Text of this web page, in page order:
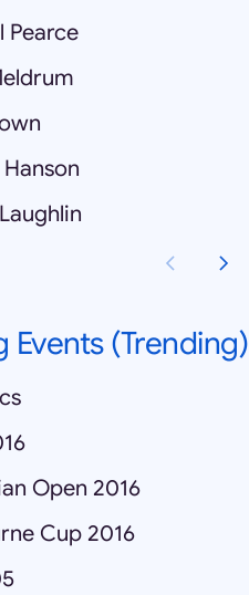
Pearce
Events (Trending)
Open 2016
Cup 2016